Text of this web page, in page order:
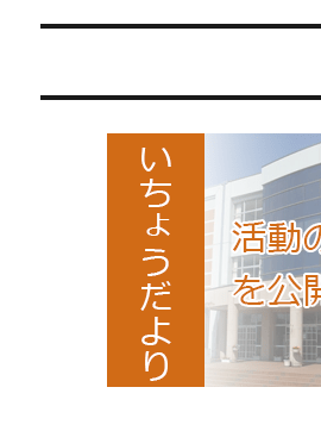
ー
投